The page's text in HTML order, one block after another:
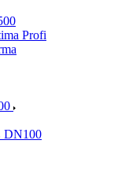
Profi
DN100